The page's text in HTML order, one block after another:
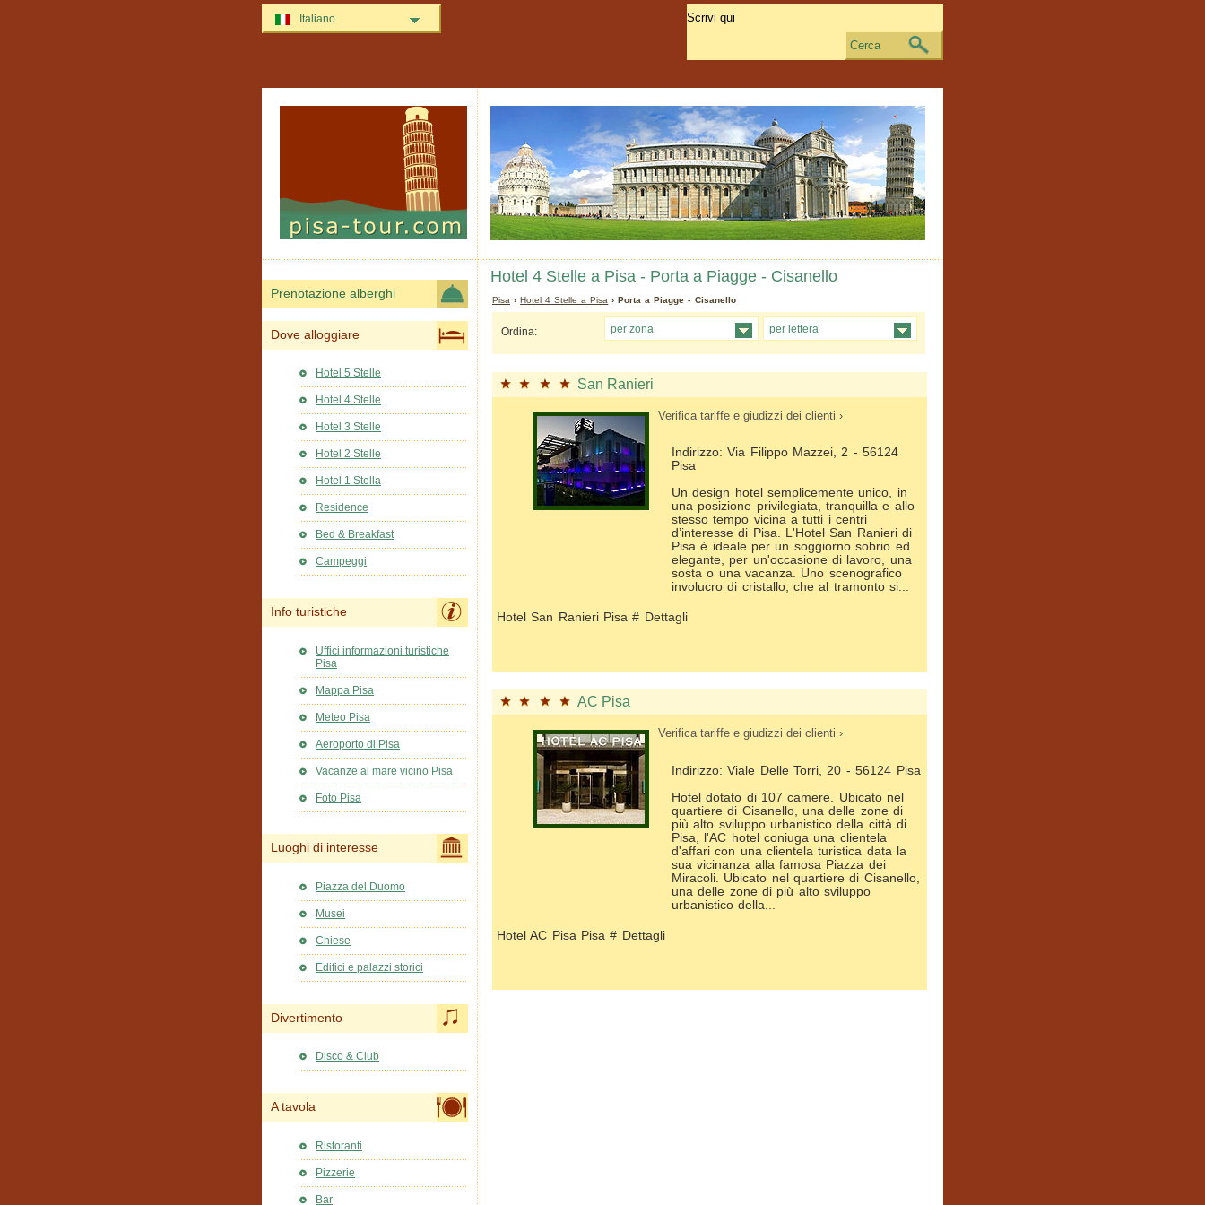
Hotel 4 Stelle a Pisa - Porta a Piagge - Cisanello
Pisa ›Hotel 4 Stelle a Pisa › Porta a Piagge - Cisanello
Ordina: per zona per lettera
San Ranieri
Verifica tariffe e giudizzi dei clienti ›
Indirizzo: Via Filippo Mazzei, 2 - 56124
Pisa
Un design hotel semplicemente unico, in
una posizione privilegiata, tranquilla e allo
stesso tempo vicina a tutti i centri
d’interesse di Pisa. L'Hotel San Ranieri di
Pisa è ideale per un soggiorno sobrio ed
elegante, per un'occasione di lavoro, una
sosta o una vacanza. Uno scenografico
involucro di cristallo, che al tramonto si...
Hotel San Ranieri Pisa # Dettagli
AC Pisa
Verifica tariffe e giudizzi dei clienti ›
Indirizzo: Viale Delle Torri, 20 - 56124 Pisa
Hotel dotato di 107 camere. Ubicato nel
quartiere di Cisanello, una delle zone di
più alto sviluppo urbanistico della città di
Pisa, l'AC hotel coniuga una clientela
d'affari con una clientela turistica data la
sua vicinanza alla famosa Piazza dei
Miracoli. Ubicato nel quartiere di Cisanello,
una delle zone di più alto sviluppo
urbanistico della...
Hotel AC Pisa Pisa # Dettagli
Prenotazione alberghi
Dove alloggiare
Hotel 5 Stelle
Hotel 4 Stelle
Hotel 3 Stelle
Hotel 2 Stelle
Hotel 1 Stella
Residence
Bed & Breakfast
Campeggi
Info turistiche
Uffici informazioni turistiche
Pisa
Mappa Pisa
Meteo Pisa
Aeroporto di Pisa
Vacanze al mare vicino Pisa
Foto Pisa
Luoghi di interesse
Piazza del Duomo
Musei
Chiese
Edifici e palazzi storici
Divertimento
Disco & Club
A tavola
Ristoranti
Pizzerie
Bar
Italiano
Cerca